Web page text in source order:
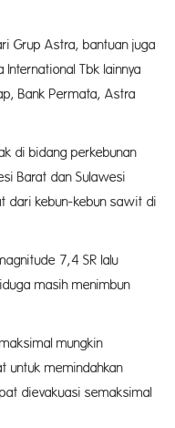
Grup Astra, bantuan juga
Tbk lainnya
Bank Permata, Astra
di bidang perkebunan
Barat dan Sulawesi
dari kebun-kebun sawit di
7,4 SR lalu
masih menimbun
mungkin
untuk memindahkan
dievakuasi semaksimal